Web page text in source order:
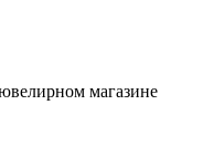
магазине